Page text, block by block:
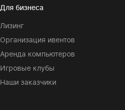
Для бизнеса
Лизинг
Организация ивентов
Аренда компьютеров
Игровые клубы
Наши заказчики